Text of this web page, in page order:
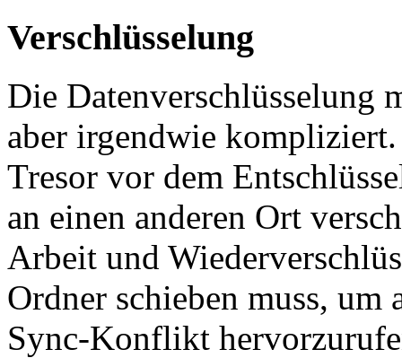
Verschlüsselung
Die Datenverschlüsselung
aber irgendwie
Tresor vor dem
an einen anderen Ort
Arbeit und
Ordner schieben muss,
Sync-Konflikt